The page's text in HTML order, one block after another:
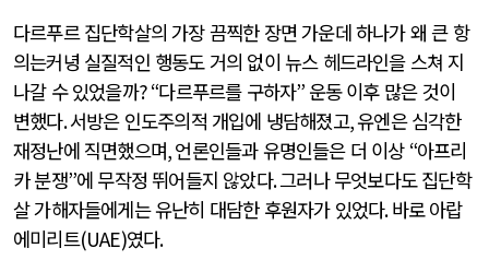
다르푸르 집단학살의 가장 끔찍한 장면 가운데 하나가 왜 큰 항
의는커녕 실질적인 행동도 거의 없이 뉴스 헤드라인을 스쳐 지
나갈 수 있었을까? “다르푸르를 구하자” 운동 이후 많은 것이
변했다.서방은 인도주의적 개입에 냉담해졌고,유엔은 심각한
재정난에 직면했으며,언론인들과 유명인들은 더 이상 “아프리
카 분쟁”에 무작정 뛰어들지 않았다.그러나 무엇보다도 집단학
살 가해자들에게는 유난히 대담한 후원자가 있었다.바로 아랍
에미리트(UAE)였다.